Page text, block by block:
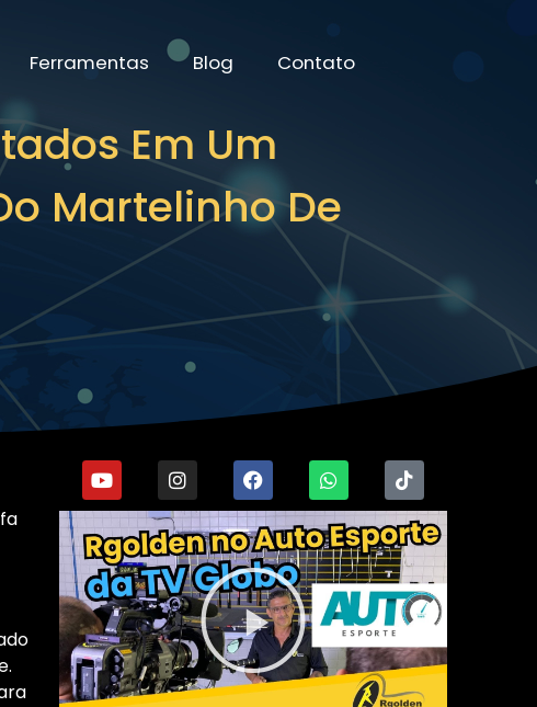
Ferramentas Blog Contato
Em Um
Martelinho De